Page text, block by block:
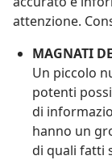
attenzione.
MAGNATI
Un piccolo
potenti
di
hanno un
di quali fatti